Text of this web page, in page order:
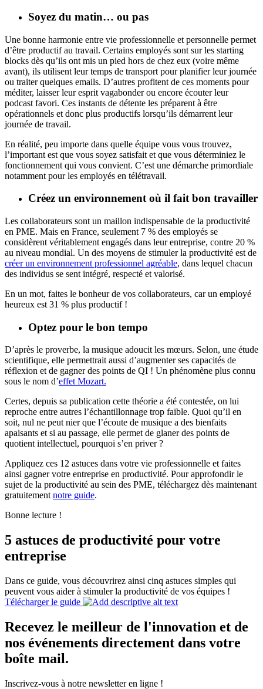
Soyez du matin… ou pas
Une bonne harmonie entre vie professionnelle et personnelle permet
d’être productif au travail. Certains employés sont sur les starting
blocks dès qu’ils ont mis un pied hors de chez eux (voire même
avant), ils utilisent leur temps de transport pour planifier leur journée
ou traiter quelques emails. D’autres profitent de ces moments pour
méditer, laisser leur esprit vagabonder ou encore écouter leur
podcast favori. Ces instants de détente les préparent à être
opérationnels et donc plus productifs lorsqu’ils démarrent leur
journée de travail.
En réalité, peu importe dans quelle équipe vous vous trouvez,
l’important est que vous soyez satisfait et que vous déterminiez le
fonctionnement qui vous convient. C’est une démarche primordiale
notamment pour les employés en télétravail.
Créez un environnement où il fait bon travailler
Les collaborateurs sont un maillon indispensable de la productivité
en PME. Mais en France, seulement 7 % des employés se
considèrent véritablement engagés dans leur entreprise, contre 20 %
au niveau mondial. Un des moyens de stimuler la productivité est de
créer un environnement professionnel agréable, dans lequel chacun
des individus se sent intégré, respecté et valorisé.
En un mot, faites le bonheur de vos collaborateurs, car un employé
heureux est 31 % plus productif !
Optez pour le bon tempo
D’après le proverbe, la musique adoucit les mœurs. Selon, une étude
scientifique, elle permettrait aussi d’augmenter ses capacités de
réflexion et de gagner des points de QI ! Un phénomène plus connu
sous le nom d’effet Mozart.
Certes, depuis sa publication cette théorie a été contestée, on lui
reproche entre autres l’échantillonnage trop faible. Quoi qu’il en
soit, nul ne peut nier que l’écoute de musique a des bienfaits
apaisants et si au passage, elle permet de glaner des points de
quotient intellectuel, pourquoi s’en priver ?
Appliquez ces 12 astuces dans votre vie professionnelle et faites
ainsi gagner votre entreprise en productivité. Pour approfondir le
sujet de la productivité au sein des PME, téléchargez dès maintenant
gratuitement notre guide.
Bonne lecture !
5 astuces de productivité pour votre
entreprise
Dans ce guide, vous découvrirez ainsi cinq astuces simples qui
peuvent vous aider à stimuler la productivité de vos équipes !
Télécharger le guide
Recevez le meilleur de l'innovation et de
nos événements directement dans votre
boîte mail.
Inscrivez-vous à notre newsletter en ligne !